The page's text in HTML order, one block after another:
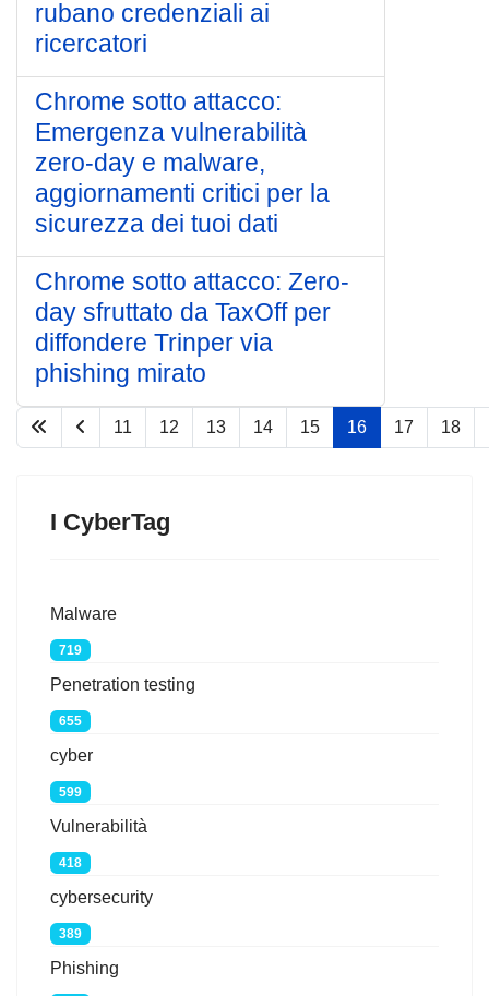
rubano credenziali ai
ricercatori
Chrome sotto attacco:
Emergenza vulnerabilità
zero-day e malware,
aggiornamenti critici per la
sicurezza dei tuoi dati
Chrome sotto attacco: Zero-
day sfruttato da TaxOff per
diffondere Trinper via
phishing mirato
Pagina 16 di 75
11 12 13 14 15 16 17 18
I CyberTag
Malware
719
Penetration testing
655
cyber
599
Vulnerabilità
418
cybersecurity
389
Phishing